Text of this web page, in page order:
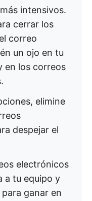
intensivos.
cerrar los
correo
un ojo en tu
en los correos
elimine
despejar el
electrónicos
a tu equipo y
ganar en